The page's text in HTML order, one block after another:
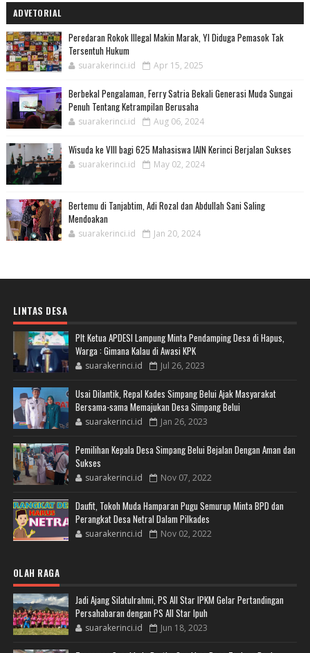
ADVETORIAL
Peredaran Rokok Illegal Makin Marak, YI Diduga Pemasok Tak
Tersentuh Hukum
suarakerinci.id Apr 15, 2025
Berbekal Pengalaman, Ferry Satria Bekali Generasi Muda Sungai
Penuh Tentang Ketrampilan Berusaha
suarakerinci.id Aug 06, 2024
Wisuda ke VIII bagi 625 Mahasiswa IAIN Kerinci Berjalan Sukses
suarakerinci.id May 02, 2024
Bertemu di Tanjabtim, Adi Rozal dan Abdullah Sani Saling
Mendoakan
suarakerinci.id Jan 20, 2024
LINTAS DESA
Plt Ketua APDESI Lampung Minta Pendamping Desa di Hapus,
Warga : Gimana Kalau di Awasi KPK
suarakerinci.id Jul 26, 2023
Usai Dilantik, Repal Kades Simpang Belui Ajak Masyarakat
Bersama-sama Memajukan Desa Simpang Belui
suarakerinci.id Jan 26, 2023
Pemilihan Kepala Desa Simpang Belui Bejalan Dengan Aman dan
Sukses
suarakerinci.id Nov 07, 2022
Daufit, Tokoh Muda Hamparan Pugu Semurup Minta BPD dan
Perangkat Desa Netral Dalam Pilkades
suarakerinci.id Nov 02, 2022
OLAH RAGA
Jadi Ajang Silatulrahmi, PS All Star IPKM Gelar Pertandingan
Persahabaran dengan PS All Star Ipuh
suarakerinci.id Jun 18, 2023